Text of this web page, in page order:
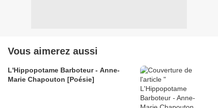
Vous aimerez aussi
L'Hippopotame Barboteur - Anne-
Marie Chapouton [Poésie]